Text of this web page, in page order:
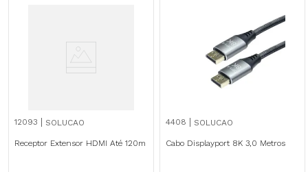
12093 SOLUCAO
Receptor Extensor HDMI Até 120m
4408 SOLUCAO
Cabo Displayport 8K 3,0 Metros